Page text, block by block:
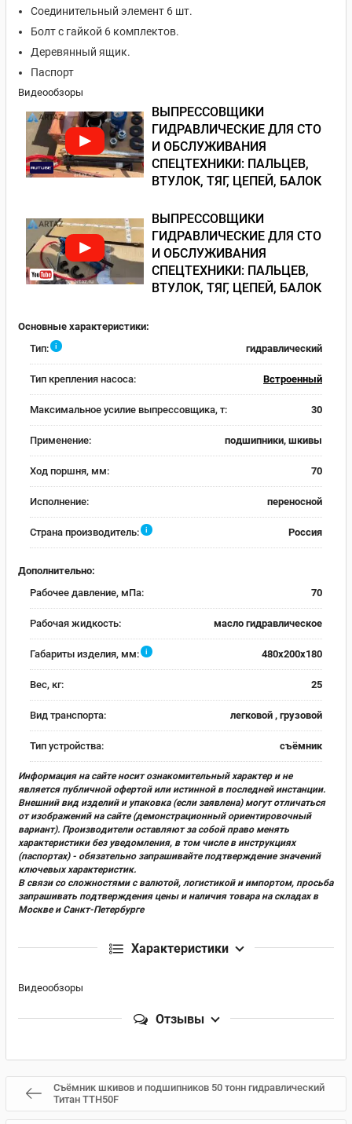
Соединительный элемент 6 шт.
Болт с гайкой 6 комплектов.
Деревянный ящик.
Паспорт
Видеообзоры
ВЫПРЕССОВЩИКИ
ГИДРАВЛИЧЕСКИЕ ДЛЯ СТО
И ОБСЛУЖИВАНИЯ
СПЕЦТЕХНИКИ: ПАЛЬЦЕВ,
ВТУЛОК, ТЯГ, ЦЕПЕЙ, БАЛОК
ВЫПРЕССОВЩИКИ
ГИДРАВЛИЧЕСКИЕ ДЛЯ СТО
И ОБСЛУЖИВАНИЯ
СПЕЦТЕХНИКИ: ПАЛЬЦЕВ,
ВТУЛОК, ТЯГ, ЦЕПЕЙ, БАЛОК
Основные характеристики:
Тип:
i гидравлический
Тип крепления насоса: Встроенный
Максимальное усилие выпрессовщика, т: 30
Применение: подшипники, шкивы
Ход поршня, мм: 70
Исполнение: переносной
Страна производитель: i Россия
Дополнительно:
Рабочее давление, мПа:
70
Рабочая жидкость: масло гидравлическое
Габариты изделия, мм: i 480х200х180
Вес, кг: 25
Вид транспорта: легковой , грузовой
Тип устройства: съёмник
Информация на сайте носит ознакомительный характер и не
является публичной офертой или истинной в последней инстанции.
Внешний вид изделий и упаковка (если заявлена) могут отличаться
от изображений на сайте (демонстрационный ориентировочный
вариант). Производители оставляют за собой право менять
характеристики без уведомления, в том числе в инструкциях
(паспортах) - обязательно запрашивайте подтверждение значений
ключевых характеристик.
В связи со сложностями с валютой, логистикой и импортом, просьба
запрашивать подтверждения цены и наличия товара на складах в
Москве и Санкт-Петербурге
Характеристики
Видеообзоры
Отзывы
Съёмник шкивов и подшипников 50 тонн гидравлический
Титан TTH50F